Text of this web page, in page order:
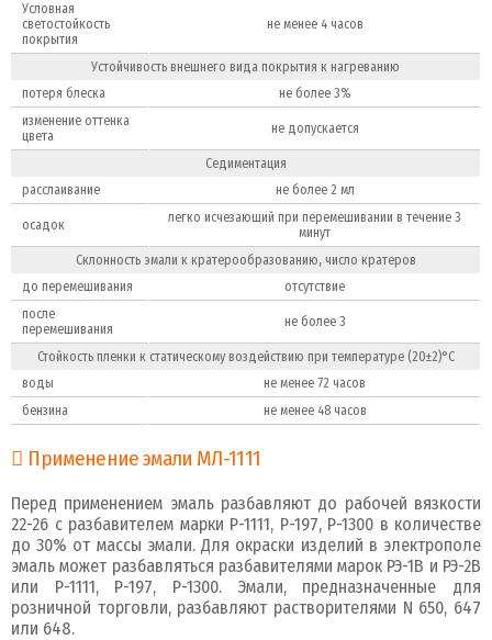
Условная
светостойкость
покрытия
не менее 4 часов
Устойчивость внешнего вида покрытия к нагреванию
потеря блеска
не более 3%
изменение оттенка
цвета
не допускается
Седиментация
расслаивание
не более 2 мл
осадок
легко исчезающий при перемешивании в течение 3
минут
Склонность эмали к кратерообразованию, число кратеров
до перемешивания
отсутствие
после
перемешивания
не более 3
Стойкость пленки к статическому воздейст­вию при температуре (20±2)°С
воды
не менее 72 часов
бензина
не менее 48 часов
Применение эмали МЛ-1111
Перед применением эмаль разбавляют до рабочей вязкости
22-26 с разбавителем марки Р-1111, Р-197, Р-1300 в количестве
до 30% от массы эмали. Для окраски изделий в электрополе
эмаль может разбавляться разбавителями марок РЭ-1В и РЭ-2В
или Р-1111, Р-197, Р-1300. Эмали, предназначенные для
розничной торговли, разбавляют растворителями N 650, 647
или 648.